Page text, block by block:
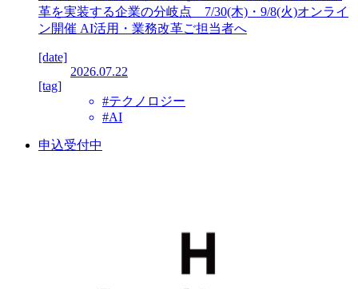
革を実装する企業の分岐点 7/30(木)・9/8(火)オンライ
ン開催 AI活用・業務改革ご担当者へ
[date]
2026.07.22
[tag]
#テクノロジー
#AI
申込受付中